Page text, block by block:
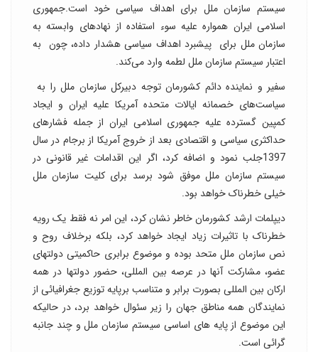
سیستم سازمان ملل برای اهداف سیاسی خود است.جمهوری
اسلامی ایران همواره علیه سوء استفاده از نهادهای وابسته به
سازمان ملل برای پیشبرد اهداف سیاسی هشدار داده، چون به
اعتبار سیستم سازمان ملل لطمه وارد می‌کند.
سفیر و نماینده دائم کشورمان توجه دبیرکل سازمان ملل را به
سیاست‌های خصمانه ایالات متحده آمریکا علیه ایران و ایجاد
کمپین گسترده علیه جمهوری اسلامی ایران از جمله فشارهای
حداکثری سیاسی و اقتصادی بعد از خروج آمریکا از برجام در سال
1397جلب نمود و اضافه کرد، اگر این اقدامات غیر قانونی در
سیستم سازمان ملل موفق شود برسد برای کلیت سازمان ملل
خیلی خطرناک خواهد بود.
دیپلمات ارشد کشورمان خاطر نشان کرد، این امر نه فقط یک رویه
خطرناک با تاثیرات زیاد ایجاد خواهد کرد، بلکه برخلاف روح و
نص سازمان ملل متحد بوده و موضوع برابری حاکمیتی دولتهای
عضو، مشارکت آنها در عرصه بین المللی، حضور دولتها در همه
ارکان بین المللی بصورت برابر و متناسب برپایه توزیع جغرافیائی از
نمایندگان همه مناطق جهان را زیر سئوال خواهد برد، در حالیکه
این موضوع از پایه های اساسی سیستم سازمان ملل و چند جانبه
گرائی است.